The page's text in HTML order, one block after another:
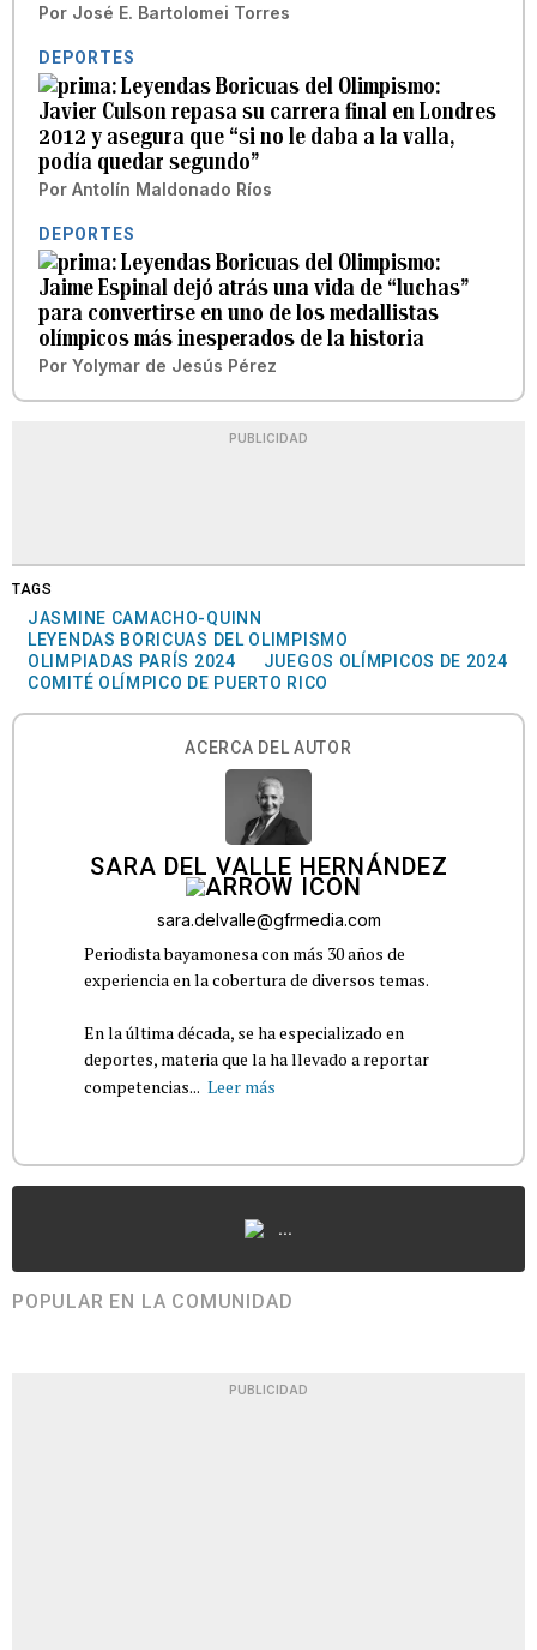
Por José E. Bartolomei Torres
DEPORTES
Leyendas Boricuas del Olimpismo:
Javier Culson repasa su carrera final en Londres
2012 y asegura que “si no le daba a la valla,
podía quedar segundo”
Por Antolín Maldonado Ríos
DEPORTES
Leyendas Boricuas del Olimpismo:
Jaime Espinal dejó atrás una vida de “luchas”
para convertirse en uno de los medallistas
olímpicos más inesperados de la historia
Por Yolymar de Jesús Pérez
PUBLICIDAD
TAGS
JASMINE CAMACHO-QUINN
LEYENDAS BORICUAS DEL OLIMPISMO
OLIMPIADAS PARÍS 2024
JUEGOS OLÍMPICOS DE 2024
COMITÉ OLÍMPICO DE PUERTO RICO
ACERCA DEL AUTOR
SARA DEL VALLE HERNÁNDEZ
sara.delvalle@gfrmedia.com
Periodista bayamonesa con más 30 años de
experiencia en la cobertura de diversos temas.
En la última década, se ha especializado en
deportes, materia que la ha llevado a reportar
competencias... Leer más
...
POPULAR EN LA COMUNIDAD
PUBLICIDAD